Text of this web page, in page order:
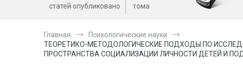
статей опубликовано тома
Главная
Психологические науки
ТЕОРЕТИКО-МЕТОДОЛОГИЧЕСКИЕ ПОДХОДЫ ПО
ПРОСТРАНСТВА СОЦИАЛИЗАЦИИ ЛИЧНОСТИ ДЕТЕЙ И